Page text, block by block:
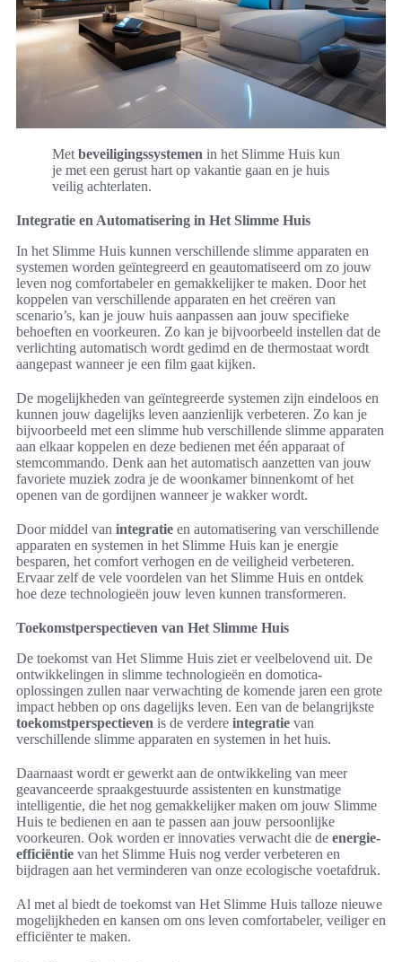
Met beveiligingssystemen in het Slimme Huis kun
je met een gerust hart op vakantie gaan en je huis
veilig achterlaten.
Integratie en Automatisering in Het Slimme Huis
In het Slimme Huis kunnen verschillende slimme apparaten en
systemen worden geïntegreerd en geautomatiseerd om zo jouw
leven nog comfortabeler en gemakkelijker te maken. Door het
koppelen van verschillende apparaten en het creëren van
scenario’s, kan je jouw huis aanpassen aan jouw specifieke
behoeften en voorkeuren. Zo kan je bijvoorbeeld instellen dat de
verlichting automatisch wordt gedimd en de thermostaat wordt
aangepast wanneer je een film gaat kijken.
De mogelijkheden van geïntegreerde systemen zijn eindeloos en
kunnen jouw dagelijks leven aanzienlijk verbeteren. Zo kan je
bijvoorbeeld met een slimme hub verschillende slimme apparaten
aan elkaar koppelen en deze bedienen met één apparaat of
stemcommando. Denk aan het automatisch aanzetten van jouw
favoriete muziek zodra je de woonkamer binnenkomt of het
openen van de gordijnen wanneer je wakker wordt.
Door middel van integratie en automatisering van verschillende
apparaten en systemen in het Slimme Huis kan je energie
besparen, het comfort verhogen en de veiligheid verbeteren.
Ervaar zelf de vele voordelen van het Slimme Huis en ontdek
hoe deze technologieën jouw leven kunnen transformeren.
Toekomstperspectieven van Het Slimme Huis
De toekomst van Het Slimme Huis ziet er veelbelovend uit. De
ontwikkelingen in slimme technologieën en domotica-
oplossingen zullen naar verwachting de komende jaren een grote
impact hebben op ons dagelijks leven. Een van de belangrijkste
toekomstperspectieven is de verdere integratie van
verschillende slimme apparaten en systemen in het huis.
Daarnaast wordt er gewerkt aan de ontwikkeling van meer
geavanceerde spraakgestuurde assistenten en kunstmatige
intelligentie, die het nog gemakkelijker maken om jouw Slimme
Huis te bedienen en aan te passen aan jouw persoonlijke
voorkeuren. Ook worden er innovaties verwacht die de energie-
efficiëntie van het Slimme Huis nog verder verbeteren en
bijdragen aan het verminderen van onze ecologische voetafdruk.
Al met al biedt de toekomst van Het Slimme Huis talloze nieuwe
mogelijkheden en kansen om ons leven comfortabeler, veiliger en
efficiënter te maken.